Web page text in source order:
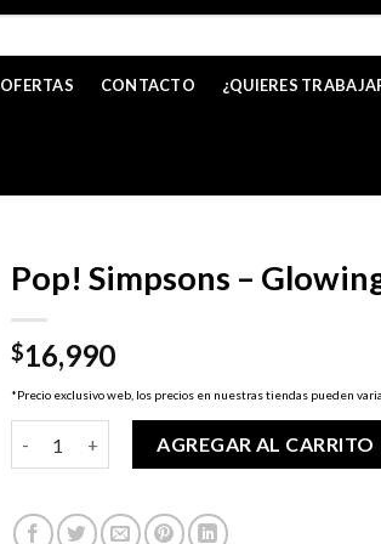
OFERTAS CONTACTO ¿QUIERES
Pop! Simpsons –
$16,990
*Precio exclusivo web, los precios en nuestras tiendas pueden
AGREGAR AL CARRITO